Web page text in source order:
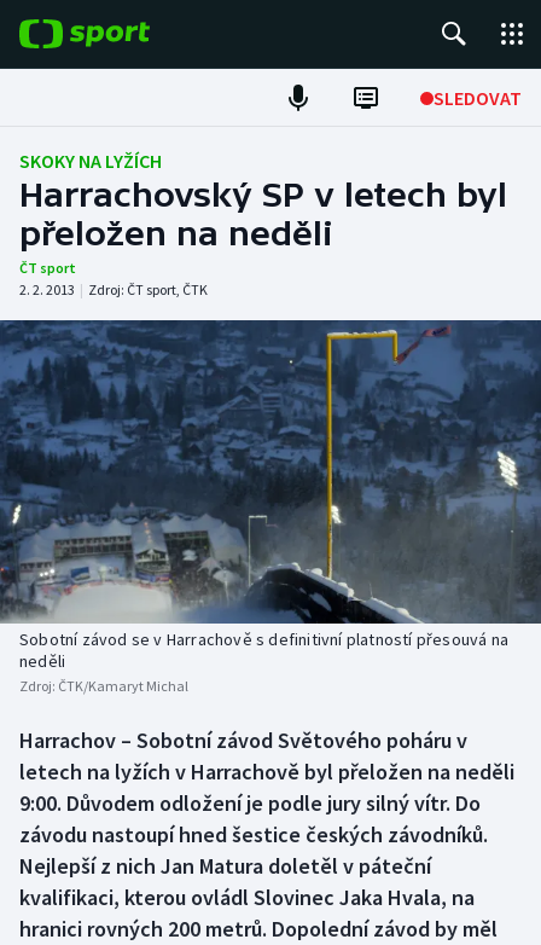
SLEDOVAT
Fotbal
Hokej
Tenis
Atletika
Cyklistika
DALŠÍ SPORTY
Americký fotbal
Baseball a softbal
Basketbal
Biatlon
Boby a skeleton
Box
Curling
Dostihy
NEPŘEHLÉDNĚTE
Soutěže
Historické návraty
Aplikace ČT sport
AZ kvíz
SKOKY NA LYŽÍCH
Harrachovský SP v letech byl
přeložen na neděli
ČT sport
2. 2. 2013 | Zdroj: ČT sport, ČTK
Sobotní závod se v Harrachově s definitivní platností přesouvá na
neděli
Zdroj: ČTK/Kamaryt Michal
Harrachov – Sobotní závod Světového poháru v
letech na lyžích v Harrachově byl přeložen na neděli
9:00. Důvodem odložení je podle jury silný vítr. Do
závodu nastoupí hned šestice českých závodníků.
Nejlepší z nich Jan Matura doletěl v páteční
kvalifikaci, kterou ovládl Slovinec Jaka Hvala, na
hranici rovných 200 metrů. Dopolední závod by měl